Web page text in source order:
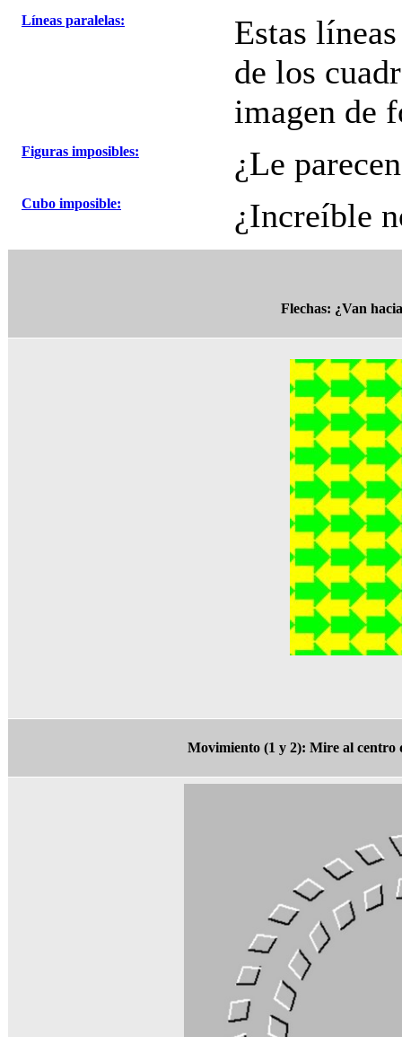
Líneas paralelas:
Estas
de los
imagen de
Figuras imposibles: ¿Le
Cubo imposible: ¿Increíble
Flechas: ¿Van
Movimiento (1 y 2): Mire al centro